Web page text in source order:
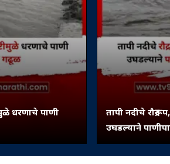
धरणाचे पाणी
तापी नदीचे
उघडल्याने